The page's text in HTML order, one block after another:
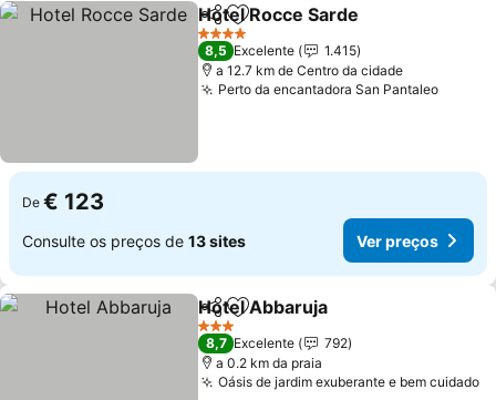
PartilharAdicionar aos favoritos
Hotel Rocce Sarde
4 Estrelas
8,5 Excelente
1.415
a 12.7 km de Centro da cidade
Perto da encantadora San PantaleoVer
De € 123
Consulte os preços de 13 sites Ver preços
PartilharAdicionar aos favoritos
Hotel Abbaruja
3 Estrelas
8,7 Excelente
792
a 0.2 km da praia
Oásis de jardim exuberante e bem cuidado